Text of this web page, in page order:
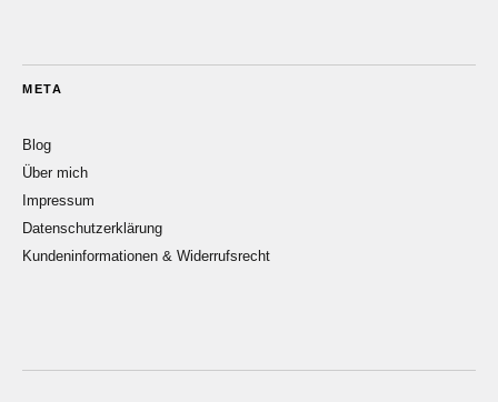
META
Blog
Über mich
Impressum
Datenschutzerklärung
Kundeninformationen & Widerrufsrecht